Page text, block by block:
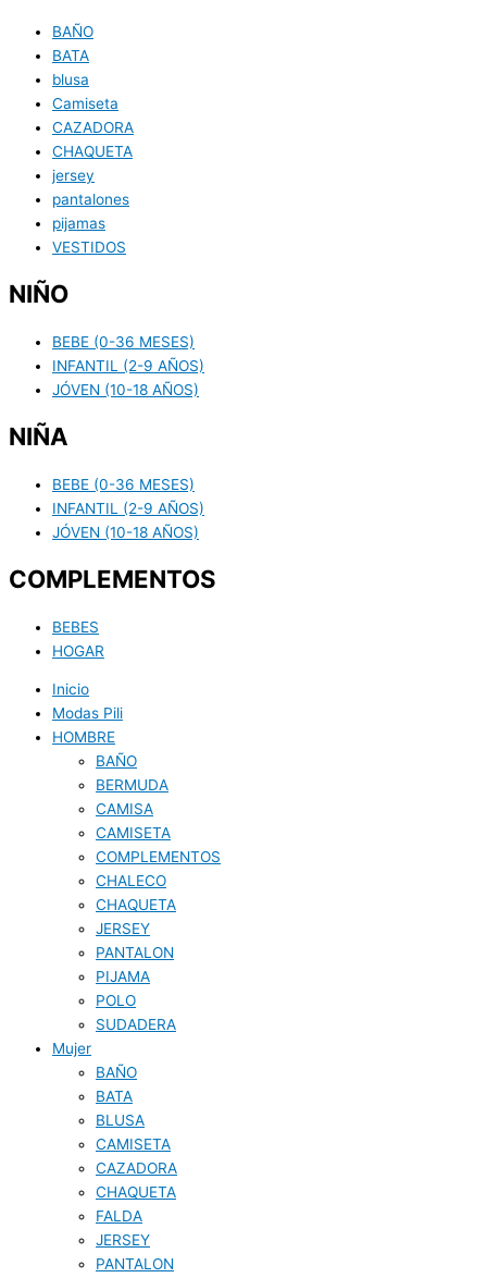
BAÑO
BATA
blusa
Camiseta
CAZADORA
CHAQUETA
jersey
pantalones
pijamas
VESTIDOS
NIÑO
BEBE (0-36 MESES)
INFANTIL (2-9 AÑOS)
JÓVEN (10-18 AÑOS)
NIÑA
BEBE (0-36 MESES)
INFANTIL (2-9 AÑOS)
JÓVEN (10-18 AÑOS)
COMPLEMENTOS
BEBES
HOGAR
Inicio
Modas Pili
HOMBRE
BAÑO
BERMUDA
CAMISA
CAMISETA
COMPLEMENTOS
CHALECO
CHAQUETA
JERSEY
PANTALON
PIJAMA
POLO
SUDADERA
Mujer
BAÑO
BATA
BLUSA
CAMISETA
CAZADORA
CHAQUETA
FALDA
JERSEY
PANTALON